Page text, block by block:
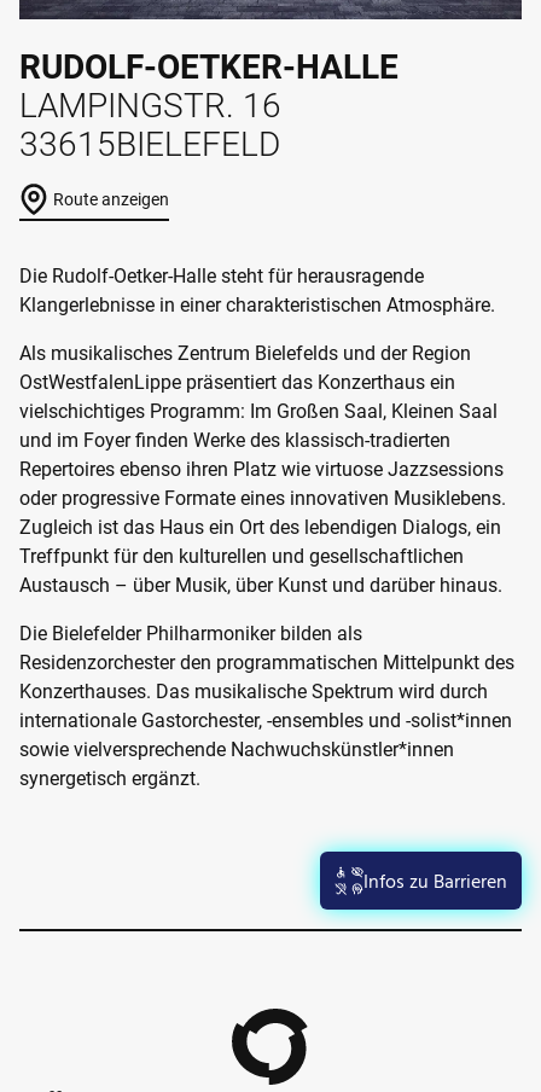
RUDOLF-OETKER-HALLE
LAMPINGSTR. 16
33615BIELEFELD
Route anzeigen
Die Rudolf-Oetker-Halle steht für herausragende
Klangerlebnisse in einer charakteristischen Atmosphäre.
Als musikalisches Zentrum Bielefelds und der Region
OstWestfalenLippe präsentiert das Konzerthaus ein
vielschichtiges Programm: Im Großen Saal, Kleinen Saal
und im Foyer finden Werke des klassisch-tradierten
Repertoires ebenso ihren Platz wie virtuose Jazzsessions
oder progressive Formate eines innovativen Musiklebens.
Zugleich ist das Haus ein Ort des lebendigen Dialogs, ein
Treffpunkt für den kulturellen und gesellschaftlichen
Austausch – über Musik, über Kunst und darüber hinaus.
Die Bielefelder Philharmoniker bilden als
Residenzorchester den programmatischen Mittelpunkt des
Konzerthauses. Das musikalische Spektrum wird durch
internationale Gastorchester, -ensembles und -solist*innen
sowie vielversprechende Nachwuchskünstler*innen
synergetisch ergänzt.
Infos zu Barrieren